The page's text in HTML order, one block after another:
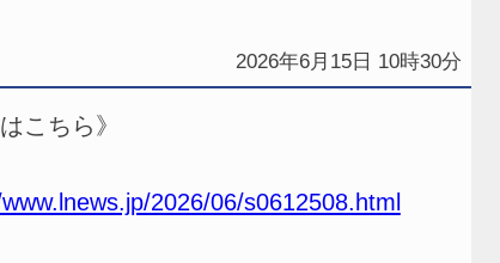
2026年6月15日 10時30分
こちら》
2026/06/s0612508.html